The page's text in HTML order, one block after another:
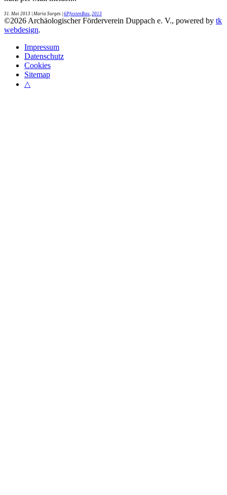
31. Mai 2013 | Maria Surges | 6PfostenBau 2013
©2026 Archäologischer Förderverein Duppach e. V., powered by tk
webdesign.
Impressum
Datenschutz
Cookies
Sitemap
△